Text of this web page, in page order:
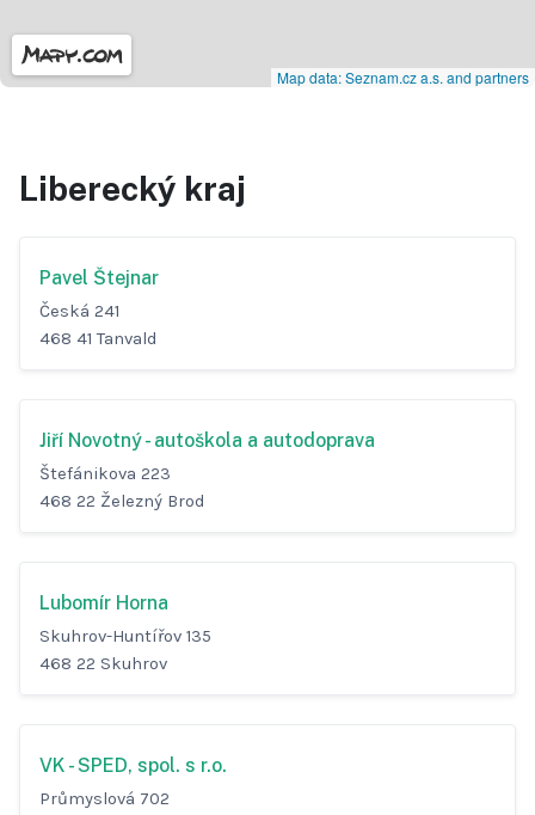
Map data: Seznam.cz a.s. and partners
Liberecký kraj
Pavel Štejnar
Česká 241
468 41 Tanvald
Jiří Novotný - autoškola a autodoprava
Štefánikova 223
468 22 Železný Brod
Lubomír Horna
Skuhrov-Huntířov 135
468 22 Skuhrov
VK - SPED, spol. s r.o.
Průmyslová 702